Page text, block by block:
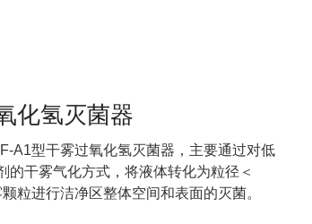
化氢灭菌器
A1型干雾过氧化氢灭菌器，主要通过对低
的干雾气化方式，将液体转化为粒径＜
粒进行洁净区整体空间和表面的灭菌。